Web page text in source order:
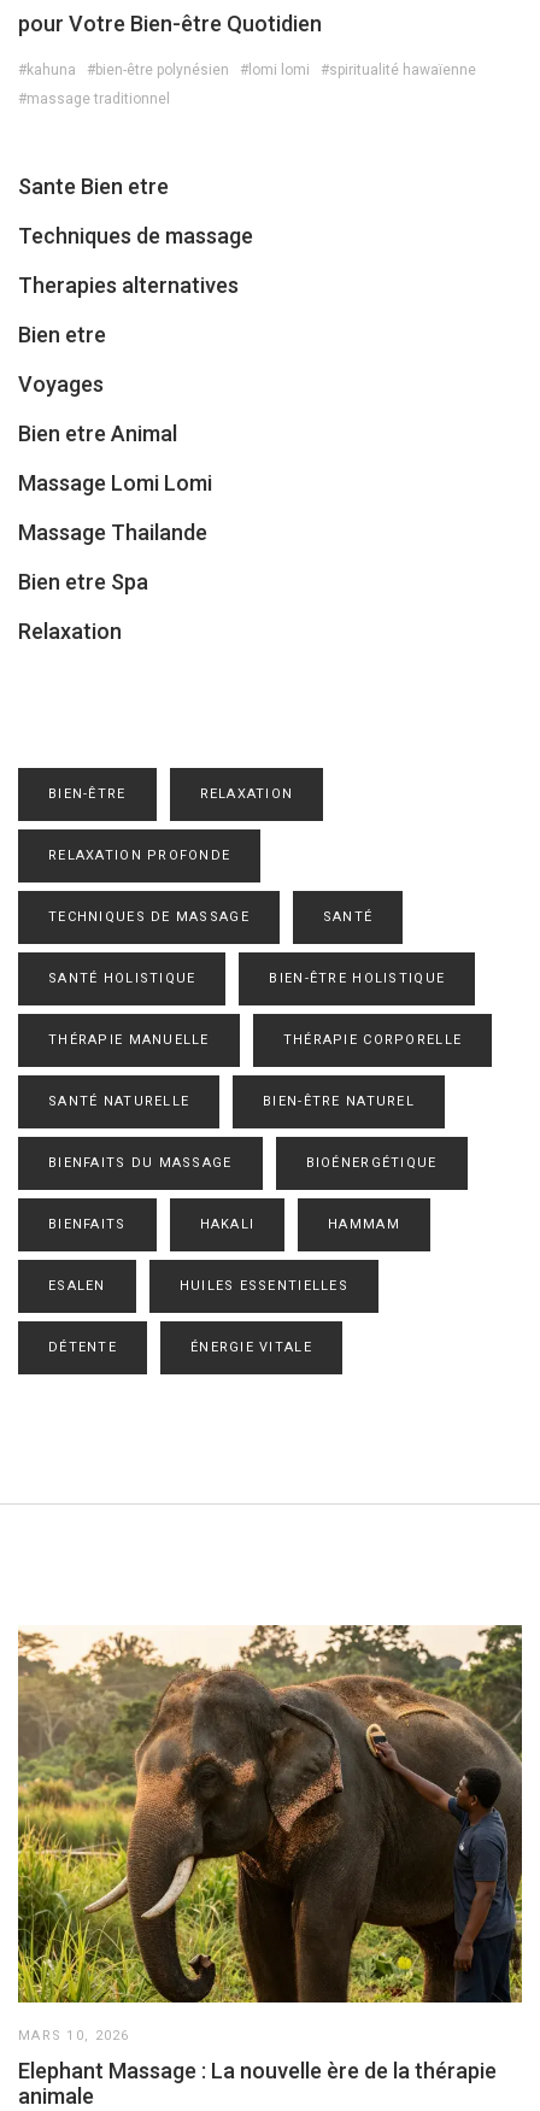
pour Votre Bien-être Quotidien
#kahuna #bien-être polynésien #lomi lomi
#spiritualité hawaïenne
#massage traditionnel
Sante Bien etre
Techniques de massage
Therapies alternatives
Bien etre
Voyages
Bien etre Animal
Massage Lomi Lomi
Massage Thailande
Bien etre Spa
Relaxation
BIEN-ÊTRE RELAXATION
RELAXATION PROFONDE
TECHNIQUES DE MASSAGE SANTÉ
SANTÉ HOLISTIQUE BIEN-ÊTRE HOLISTIQUE
THÉRAPIE MANUELLE THÉRAPIE CORPORELLE
SANTÉ NATURELLE BIEN-ÊTRE NATUREL
BIENFAITS DU MASSAGE BIOÉNERGÉTIQUE
BIENFAITS HAKALI HAMMAM
ESALEN HUILES ESSENTIELLES
DÉTENTE ÉNERGIE VITALE
MARS 10, 2026
Elephant Massage : La nouvelle ère de la thérapie
animale